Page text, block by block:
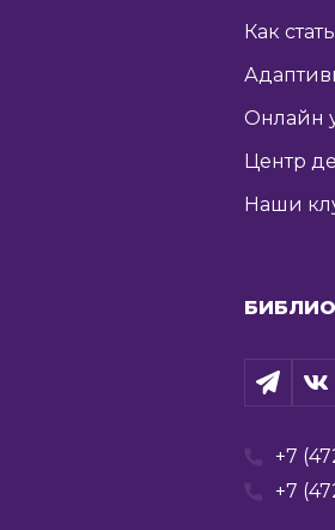
Как
Онлайн
Центр
Наши
+7
+7